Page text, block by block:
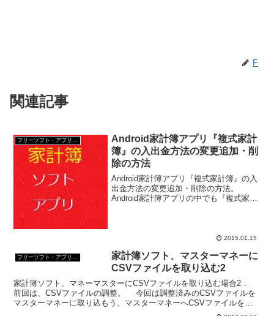
F
関連記事
フリーソフト・アプリ・Webサービス
Android家計簿アプリ『複式家計
簿』の入出金方法の変更追加・削
除の方法
Android家計簿アプリ『複式家計簿』の入
出金方法の変更追加・削除の方法。
Android家計簿アプリの中でも『複式家計
2015.01.15
フリーソフト・アプリ・Webサービス
家計簿ソフト、マスターマネーに
CSVファイルを取り込む2
家計簿ソフト、マネーマスターにCSVファイルを取り込む場合2．
前回は、CSVファイルの調整。 今回は調整済みのCSVファイルを
マスターマネーに取り込もう。マスターマネーへCSVファイルを取